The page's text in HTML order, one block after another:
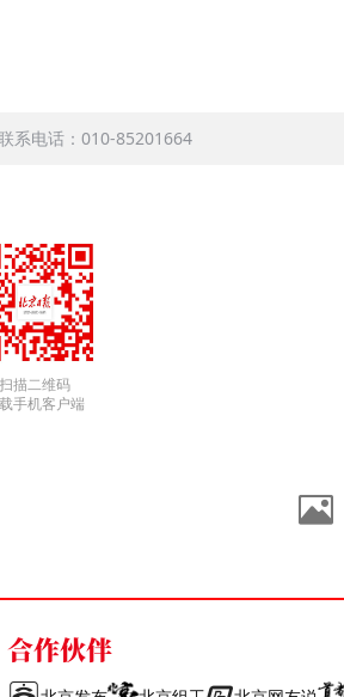
系电话：010-85201664
扫描二维码
手机客户端
合作伙伴